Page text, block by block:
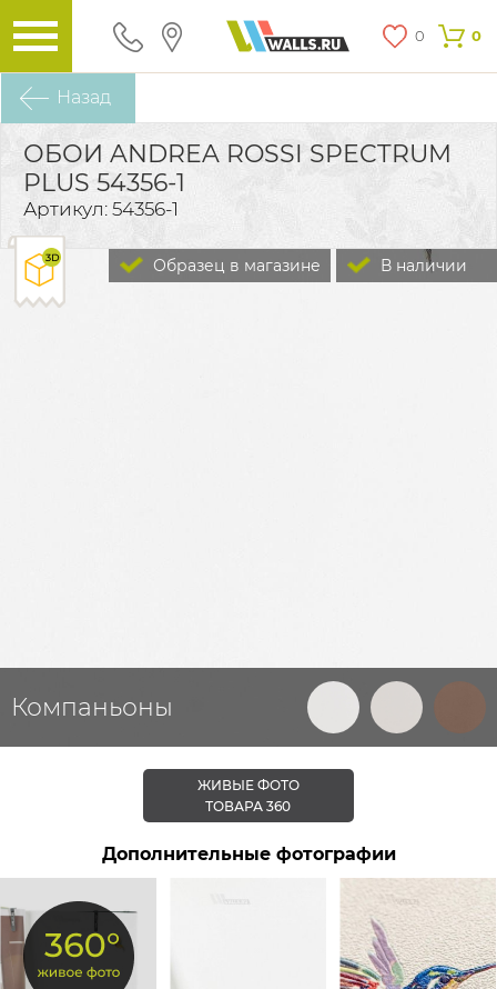
0 0
Назад
ОБОИ ANDREA ROSSI SPECTRUM
PLUS 54356-1
Артикул: 54356-1
В наличии
Образец в магазине
Компаньоны
ЖИВЫЕ ФОТО
ТОВАРА 360
Дополнительные фотографии